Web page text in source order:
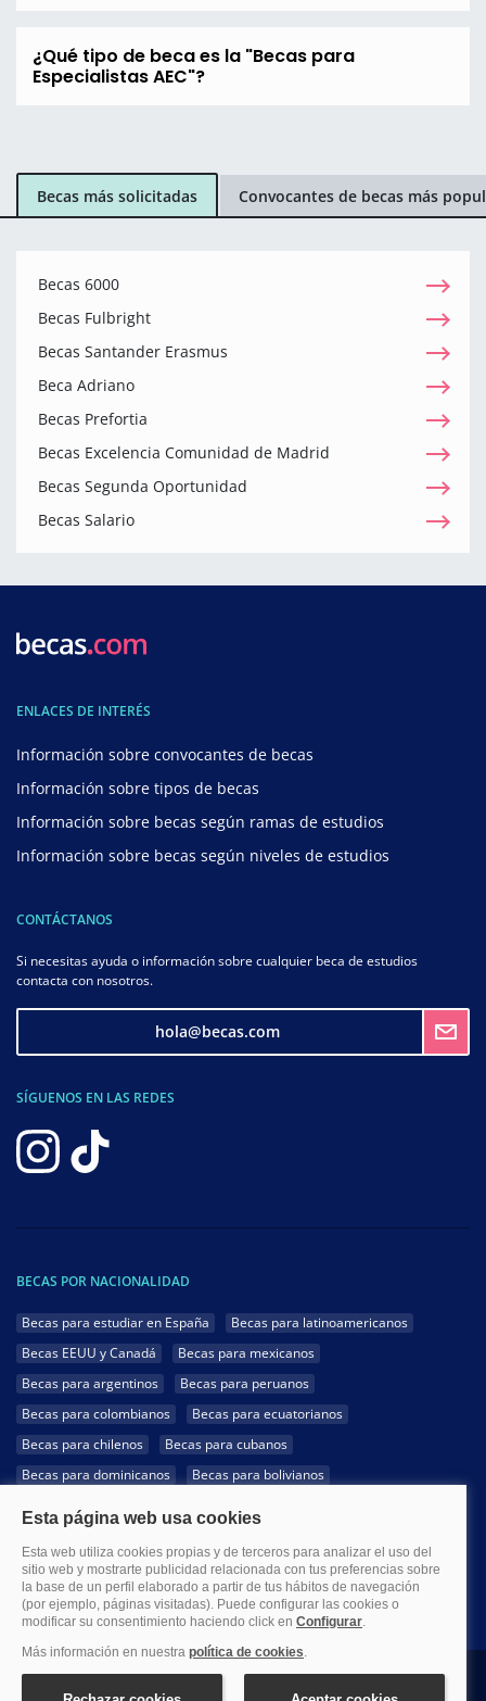
¿Qué tipo de beca es la "Becas para
Especialistas AEC"?
Becas más solicitadas Convocantes de becas más
Becas 6000
Becas Fulbright
Becas Santander Erasmus
Beca Adriano
Becas Prefortia
Becas Excelencia Comunidad de Madrid
Becas Segunda Oportunidad
Becas Salario
ENLACES DE INTERÉS
Información sobre convocantes de becas
Información sobre tipos de becas
Información sobre becas según ramas de estudios
Información sobre becas según niveles de estudios
CONTÁCTANOS
Si necesitas ayuda o información sobre cualquier beca de estudios
contacta con nosotros.
hola@becas.com
SÍGUENOS EN LAS REDES
BECAS POR NACIONALIDAD
Becas para estudiar en España
Becas para latinoamericanos
Becas EEUU y Canadá
Becas para mexicanos
Becas para argentinos
Becas para peruanos
Becas para colombianos
Becas para ecuatorianos
Becas para chilenos
Becas para cubanos
Becas para dominicanos
Becas para bolivianos
Becas para hondureños
Becas para paraguayos
Becas para uruguayos
Becas para salvadoreños
1999-2026 Becas.com @Todos los derechos reservados